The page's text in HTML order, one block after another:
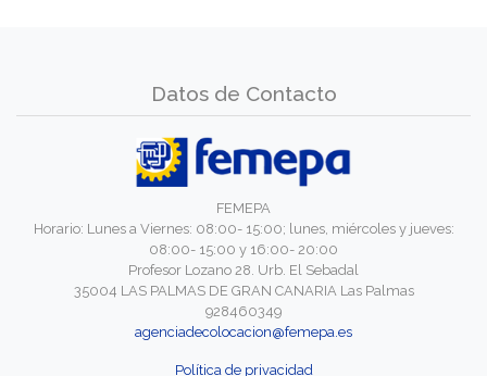
Datos de Contacto
FEMEPA
Horario: Lunes a Viernes: 08:00- 15:00; lunes, miércoles y jueves:
08:00- 15:00 y 16:00- 20:00
Profesor Lozano 28. Urb. El Sebadal
35004 LAS PALMAS DE GRAN CANARIA Las Palmas
928460349
agenciadecolocacion@femepa.es
Política de privacidad